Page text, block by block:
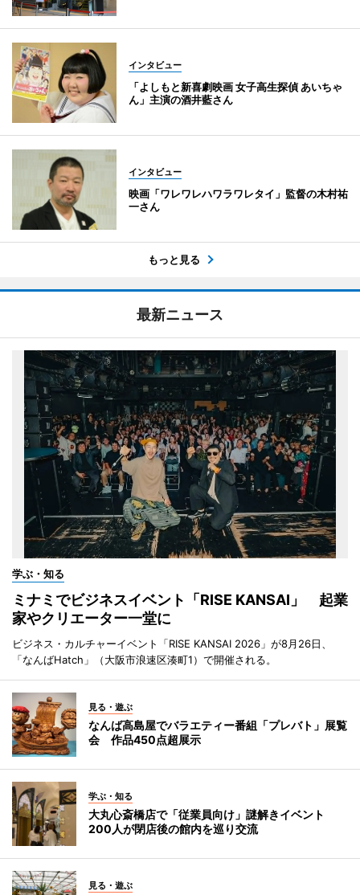
インタビュー
「よしもと新喜劇映画 女子高生探偵 あいちゃ
ん」主演の酒井藍さん
インタビュー
映画「ワレワレハワラワレタイ」監督の木村祐
一さん
もっと見る
最新ニュース
学ぶ・知る
ミナミでビジネスイベント「RISE KANSAI」 起業
家やクリエーター一堂に
ビジネス・カルチャーイベント「RISE KANSAI 2026」が8月26日、
「なんばHatch」（大阪市浪速区湊町1）で開催される。
見る・遊ぶ
なんば高島屋でバラエティー番組「プレバト」展覧
会 作品450点超展示
学ぶ・知る
大丸心斎橋店で「従業員向け」謎解きイベント
200人が閉店後の館内を巡り交流
見る・遊ぶ